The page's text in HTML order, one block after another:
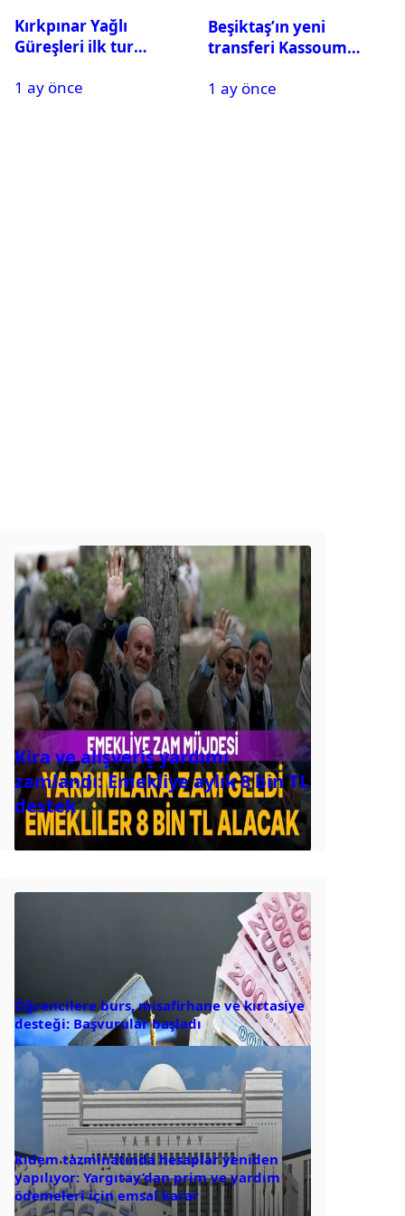
Kırkpınar Yağlı
Güreşleri ilk tur
2. tura geçen
1 ay önce
Beşiktaş’ın yeni
transferi Kassoum
gelecek? Resmi
1 ay önce
Kira ve alışveriş yardımı
zamlandı: Emekliye aylık 8 bin TL
destek
Öğrencilere burs, misafirhane ve kırtasiye
desteği: Başvurular başladı
Kıdem tazminatında hesaplar yeniden
yapılıyor: Yargıtay’dan prim ve yardım
ödemeleri için emsal karar